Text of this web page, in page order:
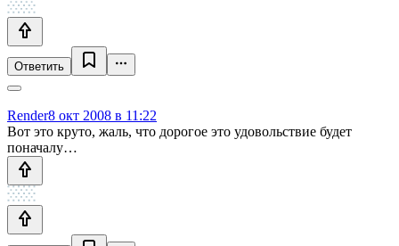
Ответить
Render8 окт 2008 в 11:22
Вот это круто, жаль, что дорогое это удовольствие будет
поначалу…